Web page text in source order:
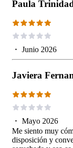
Paula
・ Junio 2026
Javiera
・ Mayo 2026
Me siento muy
disposición y